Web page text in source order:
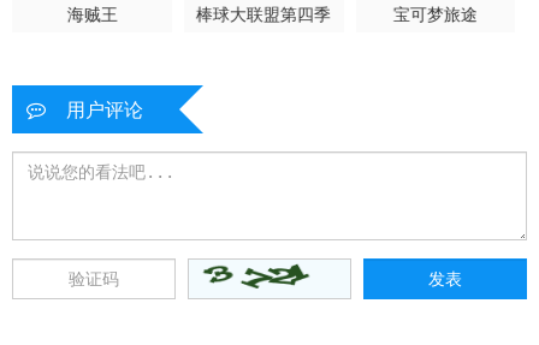
海贼王 棒球大联盟第四季 宝可梦旅途
用户评论